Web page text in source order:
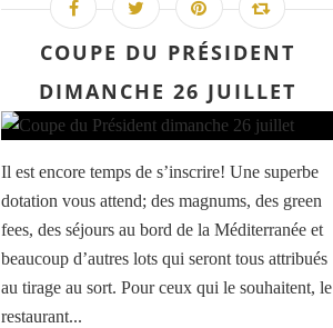
COUPE DU PRÉSIDENT
DIMANCHE 26 JUILLET
Il est encore temps de s’inscrire! Une superbe
dotation vous attend; des magnums, des green
fees, des séjours au bord de la Méditerranée et
beaucoup d’autres lots qui seront tous attribués
au tirage au sort. Pour ceux qui le souhaitent, le
restaurant...